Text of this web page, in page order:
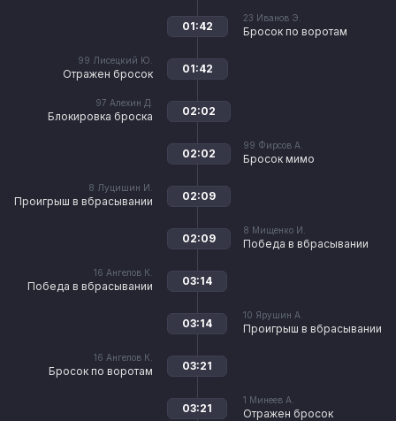
23 Иванов Э.
Бросок по воротам
01:42
99 Лисецкий Ю.
Отражен бросок 01:42
97 Алехин Д.
Блокировка броска 02:02
99 Фирсов А.
Бросок мимо
02:02
8 Луцишин И.
Проигрыш в вбрасывании 02:09
8 Мищенко И.
Победа в вбрасывании
02:09
16 Ангелов К.
Победа в вбрасывании 03:14
10 Ярушин А.
Проигрыш в вбрасывании
03:14
16 Ангелов К.
Бросок по воротам 03:21
1 Минеев А.
Отражен бросок
03:21